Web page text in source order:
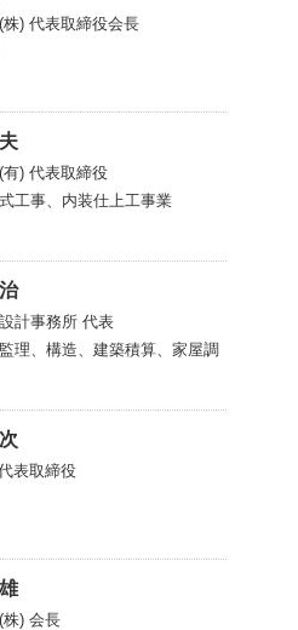
株) 代表取締役会長
有) 代表取締役
工事、内装仕上工事業
計事務所 代表
理、構造、建築積算、家屋調
表取締役
株) 会長